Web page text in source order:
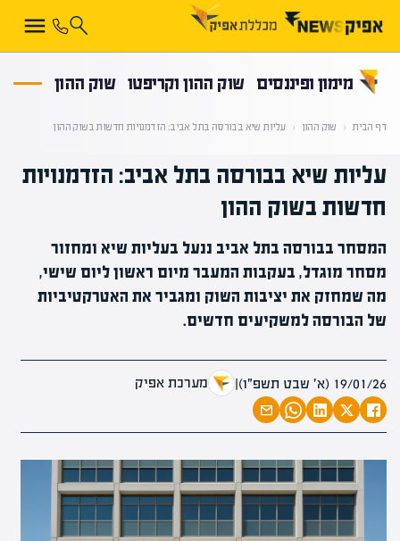
מימון ופיננסים שוק ההון וקריפטו שוק ההון
דף הבית ‹ שוק ההון ‹ עליות שיא בבורסה בתל אביב: הזדמנויות חדשות בשוק ההון
עליות שיא בבורסה בתל אביב: הזדמנויות
חדשות בשוק ההון
המסחר בבורסה בתל אביב ננעל בעליות שיא ומחזור
מסחר מוגדל, בעקבות המעבר מיום ראשון ליום שישי,
מה שמחזק את יציבות השוק ומגביר את האטרקטיביות
של הבורסה למשקיעים חדשים.
19/01/26 (א׳ שבט תשפ״ו) | מערכת אפיק